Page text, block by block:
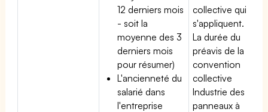
12 derniers mois
- soit la
moyenne des 3
derniers mois
pour résumer)
L'ancienneté du
salarié dans
l'entreprise
collective qui
s'appliquent.
La durée du
préavis de la
convention
collective
Industrie des
panneaux à